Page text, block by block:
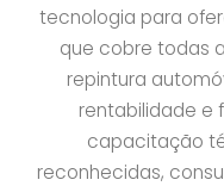
tecnologia para
que cobre todas
repintura
rentabilidade e
capacitação
reconhecidas,